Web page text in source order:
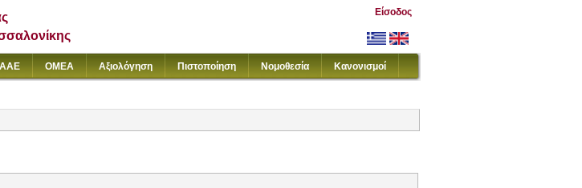
Είσοδος
ΟΜΕΑ Αξιολόγηση Πιστοποίηση Νομοθεσία Κανονισμοί